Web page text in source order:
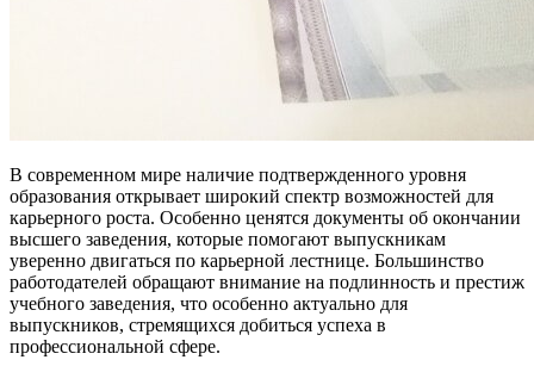
В современном мире наличие подтвержденного уровня
образования открывает широкий спектр возможностей для
карьерного роста. Особенно ценятся документы об окончании
высшего заведения, которые помогают выпускникам
уверенно двигаться по карьерной лестнице. Большинство
работодателей обращают внимание на подлинность и престиж
учебного заведения, что особенно актуально для
выпускников, стремящихся добиться успеха в
профессиональной сфере.